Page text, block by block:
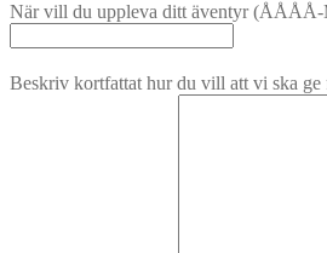
När vill du uppleva ditt äventyr
Beskriv kortfattat hur du vill att vi ska ge